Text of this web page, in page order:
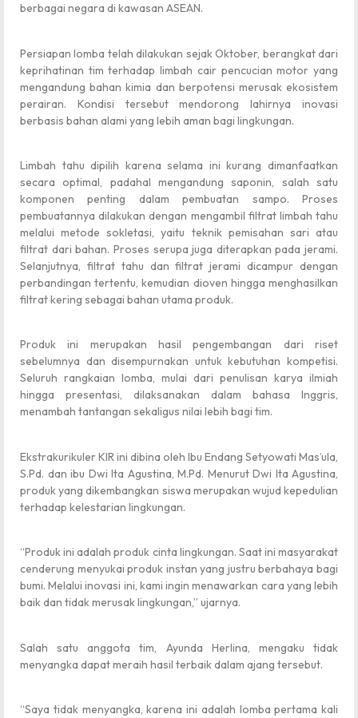
berbagai negara di kawasan ASEAN.
Persiapan lomba telah dilakukan sejak Oktober, berangkat dari
keprihatinan tim terhadap limbah cair pencucian motor yang
mengandung bahan kimia dan berpotensi merusak ekosistem
perairan. Kondisi tersebut mendorong lahirnya inovasi
berbasis bahan alami yang lebih aman bagi lingkungan.
Limbah tahu dipilih karena selama ini kurang dimanfaatkan
secara optimal, padahal mengandung saponin, salah satu
komponen penting dalam pembuatan sampo. Proses
pembuatannya dilakukan dengan mengambil filtrat limbah tahu
melalui metode sokletasi, yaitu teknik pemisahan sari atau
filtrat dari bahan. Proses serupa juga diterapkan pada jerami.
Selanjutnya, filtrat tahu dan filtrat jerami dicampur dengan
perbandingan tertentu, kemudian dioven hingga menghasilkan
filtrat kering sebagai bahan utama produk.
Produk ini merupakan hasil pengembangan dari riset
sebelumnya dan disempurnakan untuk kebutuhan kompetisi.
Seluruh rangkaian lomba, mulai dari penulisan karya ilmiah
hingga presentasi, dilaksanakan dalam bahasa Inggris,
menambah tantangan sekaligus nilai lebih bagi tim.
Ekstrakurikuler KIR ini dibina oleh Ibu Endang Setyowati Mas’ula,
S.Pd. dan ibu Dwi Ita Agustina, M.Pd. Menurut Dwi Ita Agustina,
produk yang dikembangkan siswa merupakan wujud kepedulian
terhadap kelestarian lingkungan.
“Produk ini adalah produk cinta lingkungan. Saat ini masyarakat
cenderung menyukai produk instan yang justru berbahaya bagi
bumi. Melalui inovasi ini, kami ingin menawarkan cara yang lebih
baik dan tidak merusak lingkungan,” ujarnya.
Salah satu anggota tim, Ayunda Herlina, mengaku tidak
menyangka dapat meraih hasil terbaik dalam ajang tersebut.
“Saya tidak menyangka, karena ini adalah lomba pertama kali